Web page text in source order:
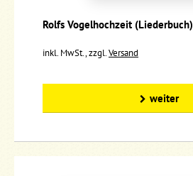
Rolfs Vogelhochzeit (Liederbuch)
inkl. MwSt., zzgl.Versand
weiter